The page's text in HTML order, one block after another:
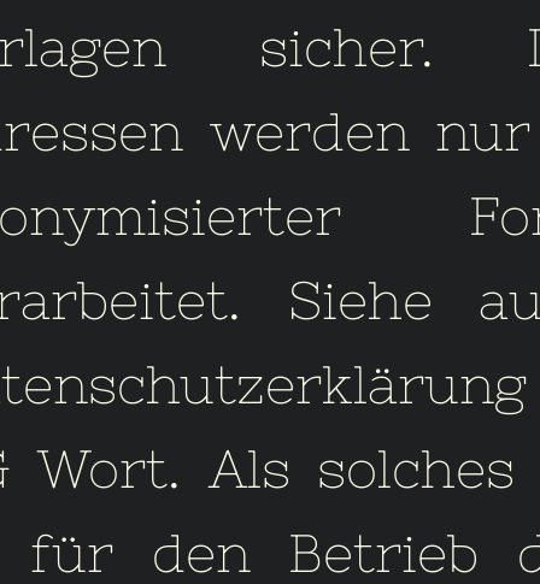
sicher.
werden
Siehe
Wort. Als solches
für den Betrieb